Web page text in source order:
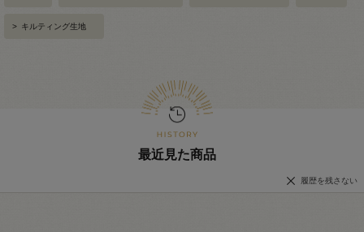
> キルティング生地
最近見た商品
履歴を残さない